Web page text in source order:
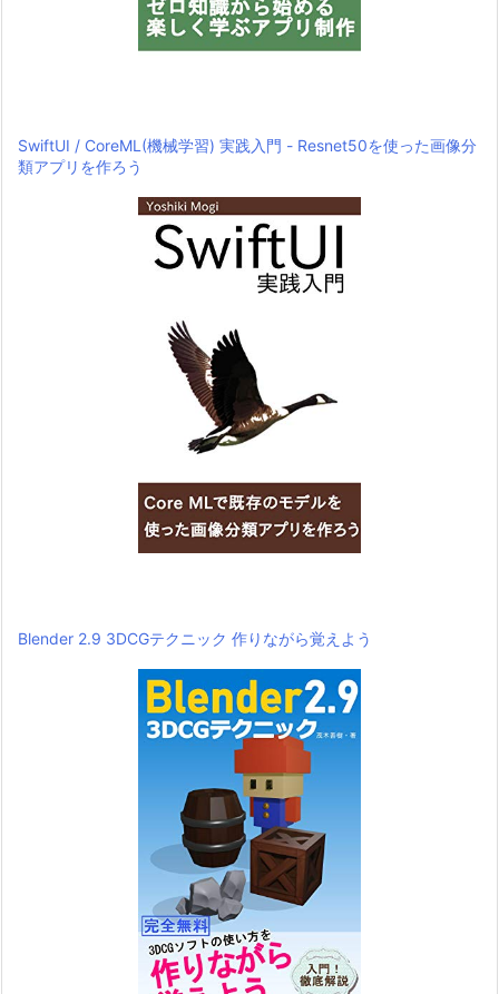
SwiftUI / CoreML(機械学習) 実践入門 - Resnet50を使った画像分
類アプリを作ろう
Blender 2.9 3DCGテクニック 作りながら覚えよう